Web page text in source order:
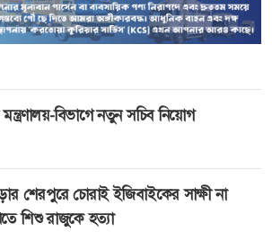
মন্ত্রণালয়-বিভাগে নতুন সচিব নিয়োগ
শেরপুরে চোরাই ইজিবাইকের সাক্ষী না
শিশু রাজুকে হত্যা